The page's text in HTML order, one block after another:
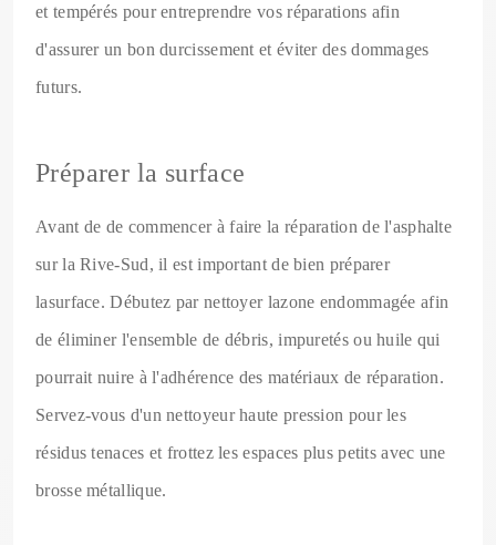
et tempérés pour entreprendre vos réparations afin
d'assurer un bon durcissement et éviter des dommages
futurs.
Préparer la surface
Avant de de commencer à faire la réparation de l'asphalte
sur la Rive-Sud, il est important de bien préparer
lasurface. Débutez par nettoyer lazone endommagée afin
de éliminer l'ensemble de débris, impuretés ou huile qui
pourrait nuire à l'adhérence des matériaux de réparation.
Servez-vous d'un nettoyeur haute pression pour les
résidus tenaces et frottez les espaces plus petits avec une
brosse métallique.